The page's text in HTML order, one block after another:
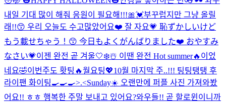
내일 기대 많이 해줘 응원이 필요해!!!🎀💓부꾸럽지만 그냥 올릴
래!!😙 우리 오늘도 수고많았어요❤️ 잘 자요💗 恥ずかしいけど
もう載せちゃう！😙 今日もよくがんばりました❤️ おやすみ
なさい💗이젠 완전 곧 겨울🤍❄️☃️ 이땐 완전 Hot summer🔥이었
네요🤣이번주도 홧팅🔥월요팅💖10월 마지막 주..!!! 팅팅탱탱 후
라이팬 화이팅🍳🍳🍳>.<Sunday☀️ 오랜만에 퍼플 사진 가져와봤
어요!! ㅎㅎ 행복한 주말 보내고 있어요?와우들!! 곧 할로윈이니까